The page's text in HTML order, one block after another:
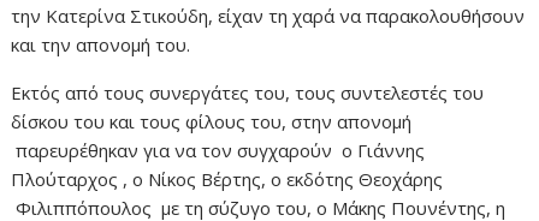
την Κατερίνα Στικούδη, είχαν τη χαρά να παρακολουθήσουν
και την απονομή του.
Εκτός από τους συνεργάτες του, τους συντελεστές του
δίσκου του και τους φίλους του, στην απονομή
παρευρέθηκαν για να τον συγχαρούν ο Γιάννης
Πλούταρχος , ο Νίκος Βέρτης, ο εκδότης Θεοχάρης
Φιλιππόπουλος με τη σύζυγο του, ο Μάκης Πουνέντης, η